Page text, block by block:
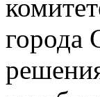
города